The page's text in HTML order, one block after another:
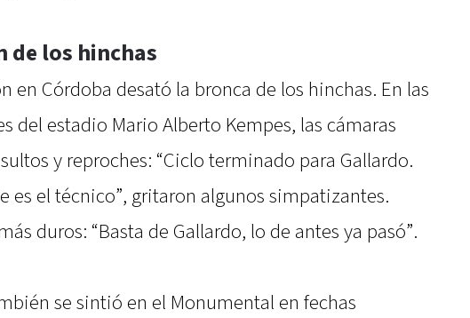
de los hinchas
en Córdoba desató la bronca de los hinchas. En las
del estadio Mario Alberto Kempes, las cámaras
y reproches: “Ciclo terminado para Gallardo.
es el técnico”, gritaron algunos simpatizantes.
duros: “Basta de Gallardo, lo de antes ya pasó”.
se sintió en el Monumental en fechas